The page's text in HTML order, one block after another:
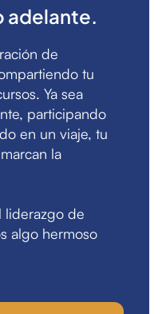
adelante.
de
tu
Ya sea
participando
en un viaje, tu
la
liderazgo de
algo hermoso